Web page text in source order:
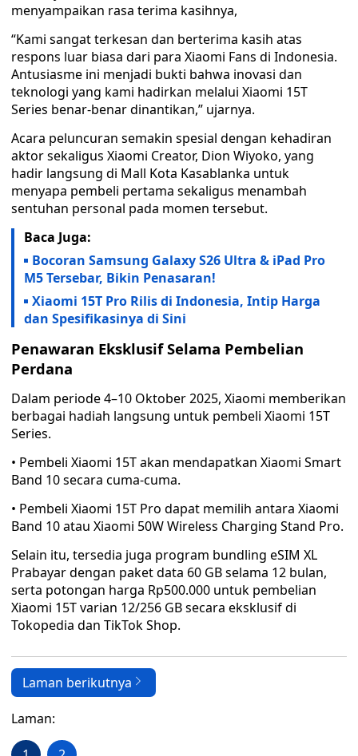
menyampaikan rasa terima kasihnya,
“Kami sangat terkesan dan berterima kasih atas
respons luar biasa dari para Xiaomi Fans di Indonesia.
Antusiasme ini menjadi bukti bahwa inovasi dan
teknologi yang kami hadirkan melalui Xiaomi 15T
Series benar-benar dinantikan,” ujarnya.
Acara peluncuran semakin spesial dengan kehadiran
aktor sekaligus Xiaomi Creator, Dion Wiyoko, yang
hadir langsung di Mall Kota Kasablanka untuk
menyapa pembeli pertama sekaligus menambah
sentuhan personal pada momen tersebut.
Baca Juga:
Bocoran Samsung Galaxy S26 Ultra & iPad Pro
M5 Tersebar, Bikin Penasaran!
Xiaomi 15T Pro Rilis di Indonesia, Intip Harga
dan Spesifikasinya di Sini
Penawaran Eksklusif Selama Pembelian
Perdana
Dalam periode 4–10 Oktober 2025, Xiaomi memberikan
berbagai hadiah langsung untuk pembeli Xiaomi 15T
Series.
• Pembeli Xiaomi 15T akan mendapatkan Xiaomi Smart
Band 10 secara cuma-cuma.
• Pembeli Xiaomi 15T Pro dapat memilih antara Xiaomi
Band 10 atau Xiaomi 50W Wireless Charging Stand Pro.
Selain itu, tersedia juga program bundling eSIM XL
Prabayar dengan paket data 60 GB selama 12 bulan,
serta potongan harga Rp500.000 untuk pembelian
Xiaomi 15T varian 12/256 GB secara eksklusif di
Tokopedia dan TikTok Shop.
Laman berikutnya
Laman: